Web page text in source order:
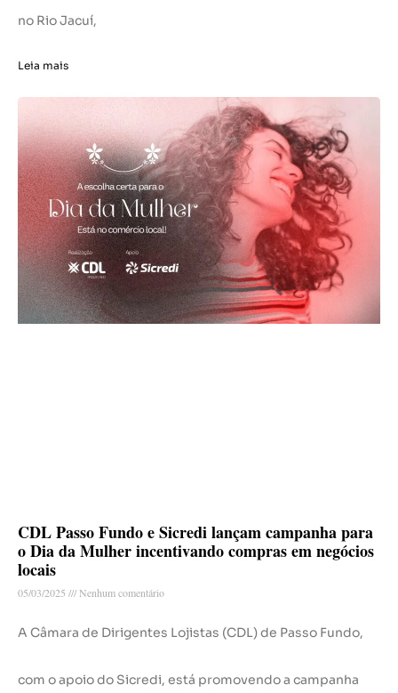
no Rio Jacuí,
Leia mais
CDL Passo Fundo e Sicredi lançam campanha para
o Dia da Mulher incentivando compras em negócios
locais
05/03/2025 Nenhum comentário
A Câmara de Dirigentes Lojistas (CDL) de Passo Fundo,
com o apoio do Sicredi, está promovendo a campanha